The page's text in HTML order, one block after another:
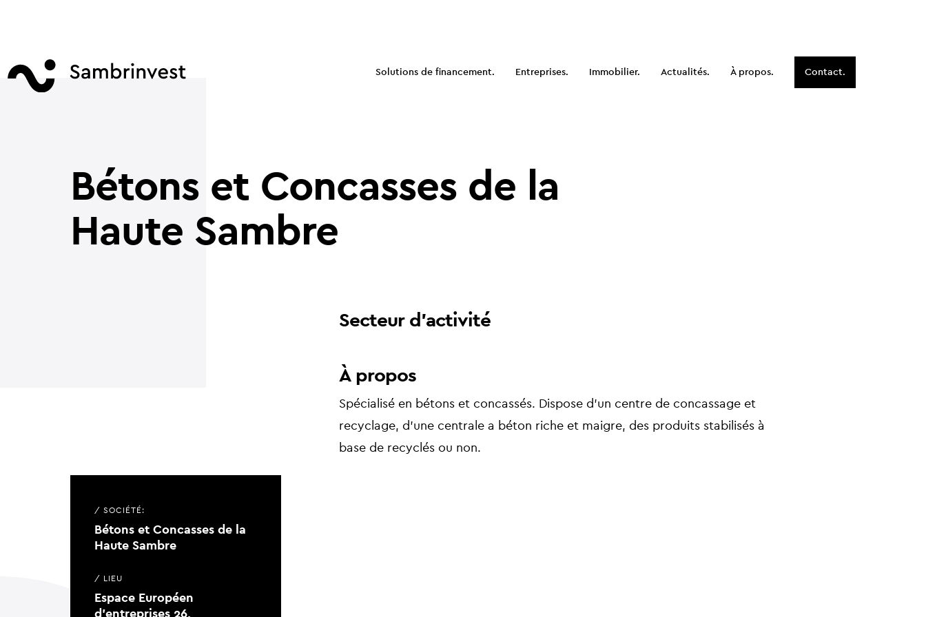
Solutions de financement. Entreprises. Immobilier. Actualités. À propos. Contact.
Bétons et Concasses de la
Haute Sambre
/ SOCIÉTÉ:
Bétons et Concasses de la
Haute Sambre
/ LIEU
Espace Européen
d'entreprises 26,
Secteur d'activité
À propos
Spécialisé en bétons et concassés. Dispose d’un centre de concassage et
recyclage, d’une centrale a béton riche et maigre, des produits stabilisés à
base de recyclés ou non.